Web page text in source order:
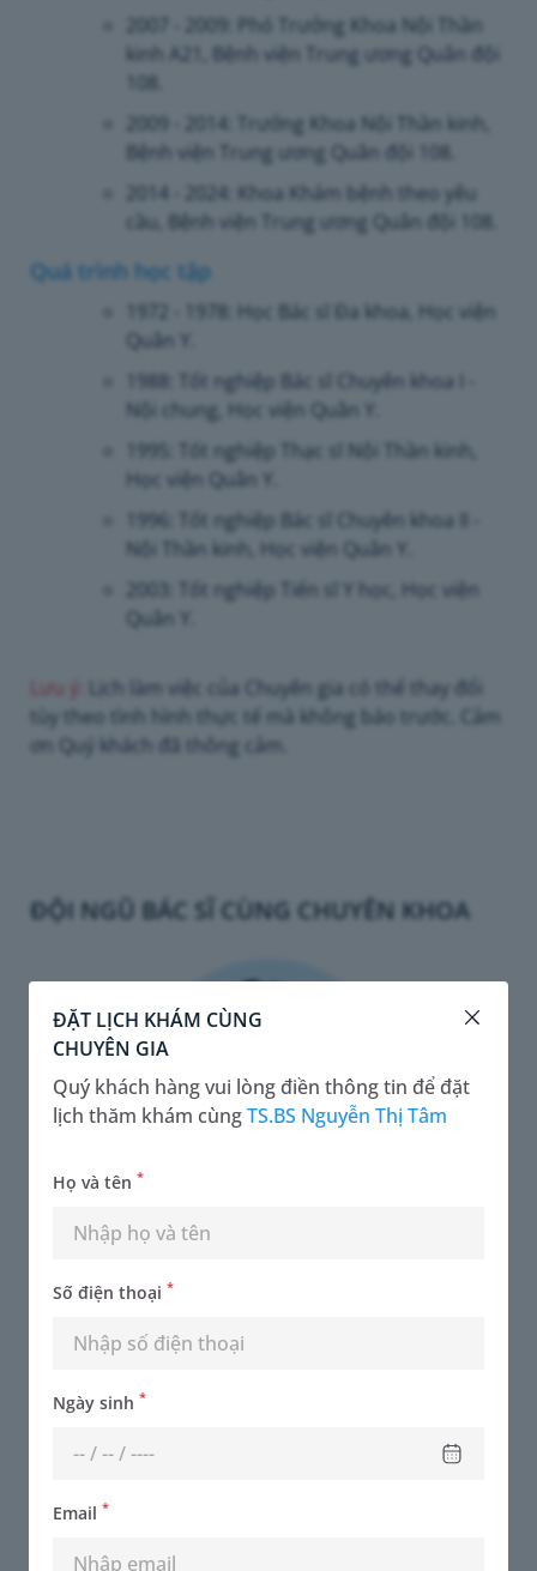
2007 - 2009: Phó Trưởng Khoa Nội Thần
kinh A21, Bệnh viện Trung ương Quân đội
108.
2009 - 2014: Trưởng Khoa Nội Thần kinh,
Bệnh viện Trung ương Quân đội 108.
2014 - 2024: Khoa Khám bệnh theo yêu
cầu, Bệnh viện Trung ương Quân đội 108.
Quá trình học tập
1972 - 1978: Học Bác sĩ Đa khoa, Học viện
Quân Y.
1988: Tốt nghiệp Bác sĩ Chuyên khoa I -
Nội chung, Học viện Quân Y.
1995: Tốt nghiệp Thạc sĩ Nội Thần kinh,
Học viện Quân Y.
1996: Tốt nghiệp Bác sĩ Chuyên khoa II -
Nội Thần kinh, Học viện Quân Y.
2003: Tốt nghiệp Tiến sĩ Y học, Học viện
Quân Y.
Lịch làm việc của Chuyên gia có thể thay đổi
tùy theo tình hình thực tế mà không báo trước. Cảm
ơn Quý khách đã thông cảm.
ĐỘI NGŨ BÁC SĨ CÙNG CHUYÊN KHOA
Chuyên khoa - Thần kinh
ĐẶT LỊCH KHÁM CÙNG
CHUYÊN GIA
Quý khách hàng vui lòng điền thông tin để đặt
lịch thăm khám cùngTS.BS Nguyễn Thị Tâm
Họ và tên *
Số điện thoại *
Ngày sinh *
Email *